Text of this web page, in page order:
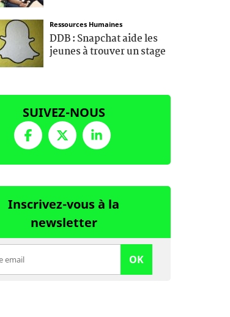
Ressources Humaines
DDB : Snapchat aide les
jeunes à trouver un stage
SUIVEZ-NOUS
Inscrivez-vous à la
newsletter
OK